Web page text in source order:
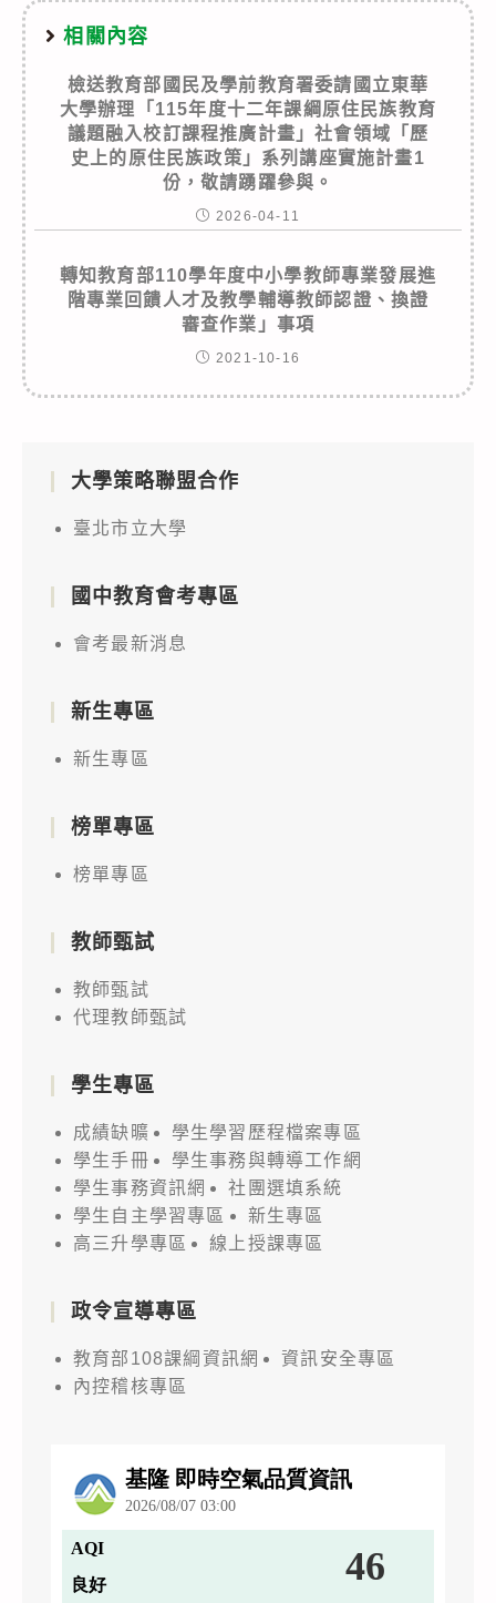
相關內容
檢送教育部國民及學前教育署委請國立東華
大學辦理「115年度十二年課綱原住民族教育
議題融入校訂課程推廣計畫」社會領域「歷
史上的原住民族政策」系列講座實施計畫1
份，敬請踴躍參與。
2026-04-11
轉知教育部110學年度中小學教師專業發展進
階專業回饋人才及教學輔導教師認證、換證
審查作業」事項
2021-10-16
大學策略聯盟合作
臺北市立大學
國中教育會考專區
會考最新消息
新生專區
新生專區
榜單專區
榜單專區
教師甄試
教師甄試
代理教師甄試
學生專區
成績缺曠
學生學習歷程檔案專區
學生手冊
學生事務與轉導工作網
學生事務資訊網
社團選填系統
學生自主學習專區
新生專區
高三升學專區
線上授課專區
政令宣導專區
教育部108課綱資訊網
資訊安全專區
內控稽核專區